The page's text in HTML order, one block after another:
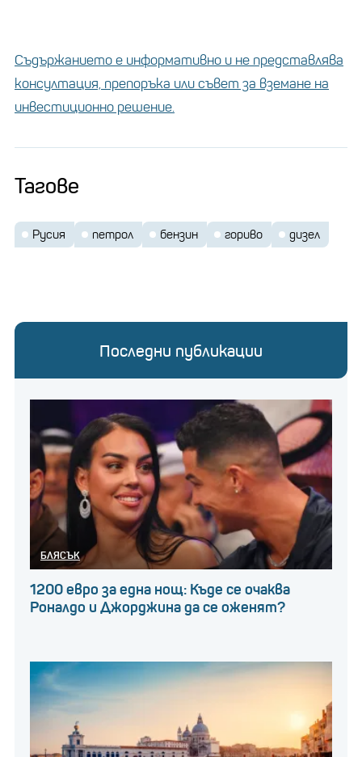
Съдържанието е информативно и не представлява
консултация, препоръка или съвет за вземане на
инвестиционно решение.
Тагове
Русия петрол бензин гориво дизел
Последни публикации
БЛЯСЪК
1200 евро за една нощ: Къде се очаква
Роналдо и Джорджина да се оженят?